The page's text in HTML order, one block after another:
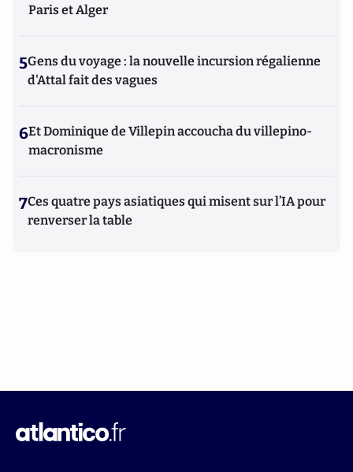
Paris et Alger
5Gens du voyage : la nouvelle incursion régalienne
d'Attal fait des vagues
6Et Dominique de Villepin accoucha du villepino-
macronisme
7Ces quatre pays asiatiques qui misent sur l’IA pour
renverser la table